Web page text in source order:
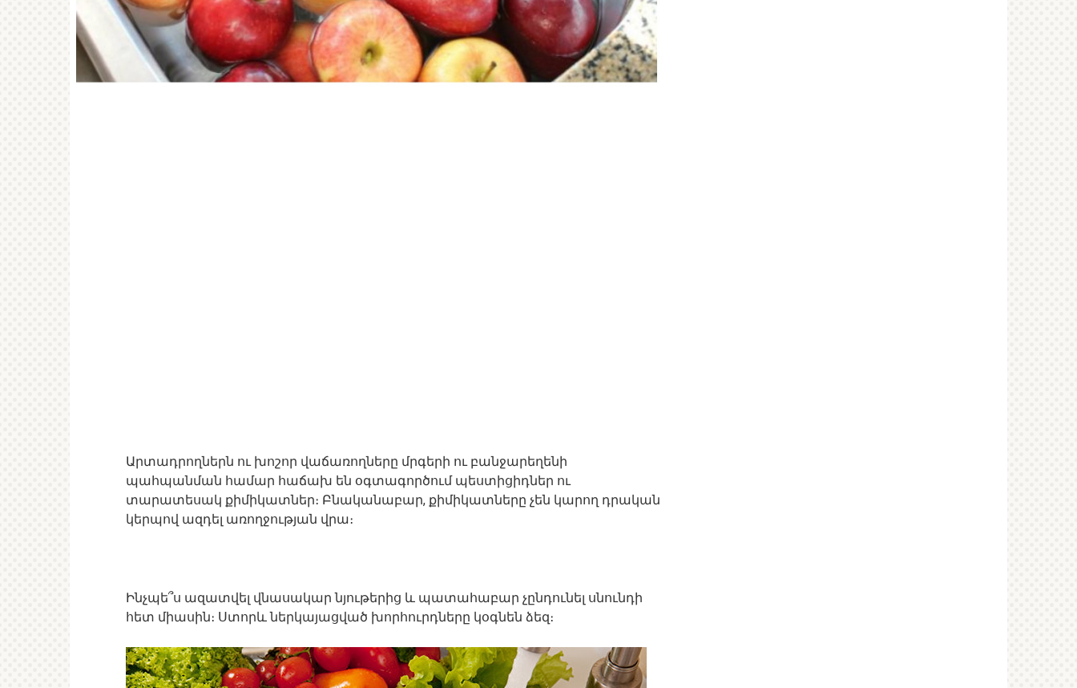
Արտադրողներն ու խոշոր վաճառողները մրգերի ու բանջարեղենի
պահպանման համար հաճախ են օգտագործում պեստիցիդներ ու
տարատեսակ քիմիկատներ։ Բնականաբար, քիմիկատները չեն կարող դրական
կերպով ազդել առողջության վրա։
Ինչպե՞ս ազատվել վնասակար նյութերից և պատահաբար չընդունել սնունդի
հետ միասին։ Ստորև ներկայացված խորհուրդները կօգնեն ձեզ։